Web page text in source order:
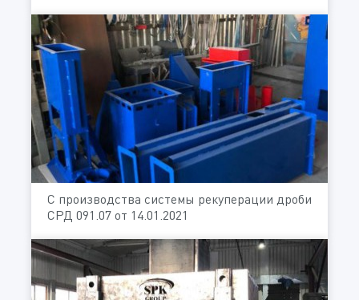
С производства системы рекуперации дроби
СРД 091.07 от 14.01.2021